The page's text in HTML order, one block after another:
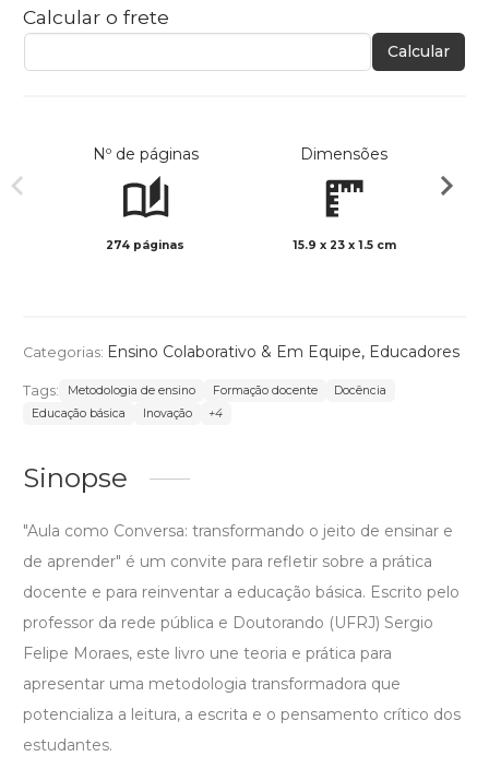
Calcular o frete
Calcular
Nº de páginas
274 páginas
Dimensões
15.9 x 23 x 1.5 cm
Categorias: Ensino Colaborativo & Em Equipe, Educadores
Tags: Metodologia de ensino Formação docente
Docência
Educação básica
Inovação +4
Sinopse
"Aula como Conversa: transformando o jeito de ensinar e
de aprender" é um convite para refletir sobre a prática
docente e para reinventar a educação básica. Escrito pelo
professor da rede pública e Doutorando (UFRJ) Sergio
Felipe Moraes, este livro une teoria e prática para
apresentar uma metodologia transformadora que
potencializa a leitura, a escrita e o pensamento crítico dos
estudantes.